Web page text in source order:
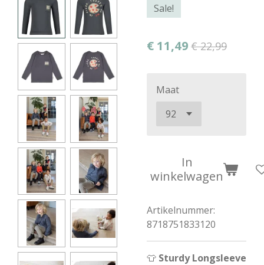
Sale!
€ 11,49 € 22,99
Maat
In
winkelwagen
Artikelnummer:
8718751833120
👕 Sturdy Longsleeve